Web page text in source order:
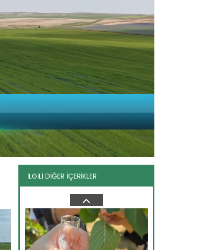
İLGİLİ DİĞER İÇERİKLER
Van Gölü için düzenlenen...
Tarım ve Orman Bakanı İbrahim
Yumaklı’nın da katıldığı "Gelecek...
Devamını Oku ->
TİGEM’den piyasaya ayçiçeği...
Tarım İşletmeleri Genel Müdürlüğü,
piyasa ihtiyacını karşılamak...
Devamını Oku ->